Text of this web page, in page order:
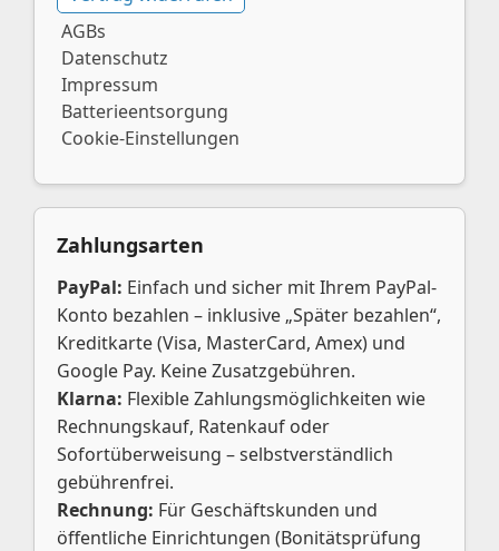
AGBs
Datenschutz
Impressum
Batterieentsorgung
Cookie-Einstellungen
Zahlungsarten
PayPal: Einfach und sicher mit Ihrem PayPal-
Konto bezahlen – inklusive „Später bezahlen“,
Kreditkarte (Visa, MasterCard, Amex) und
Google Pay. Keine Zusatzgebühren.
Klarna: Flexible Zahlungsmöglichkeiten wie
Rechnungskauf, Ratenkauf oder
Sofortüberweisung – selbstverständlich
gebührenfrei.
Rechnung: Für Geschäftskunden und
öffentliche Einrichtungen (Bonitätsprüfung